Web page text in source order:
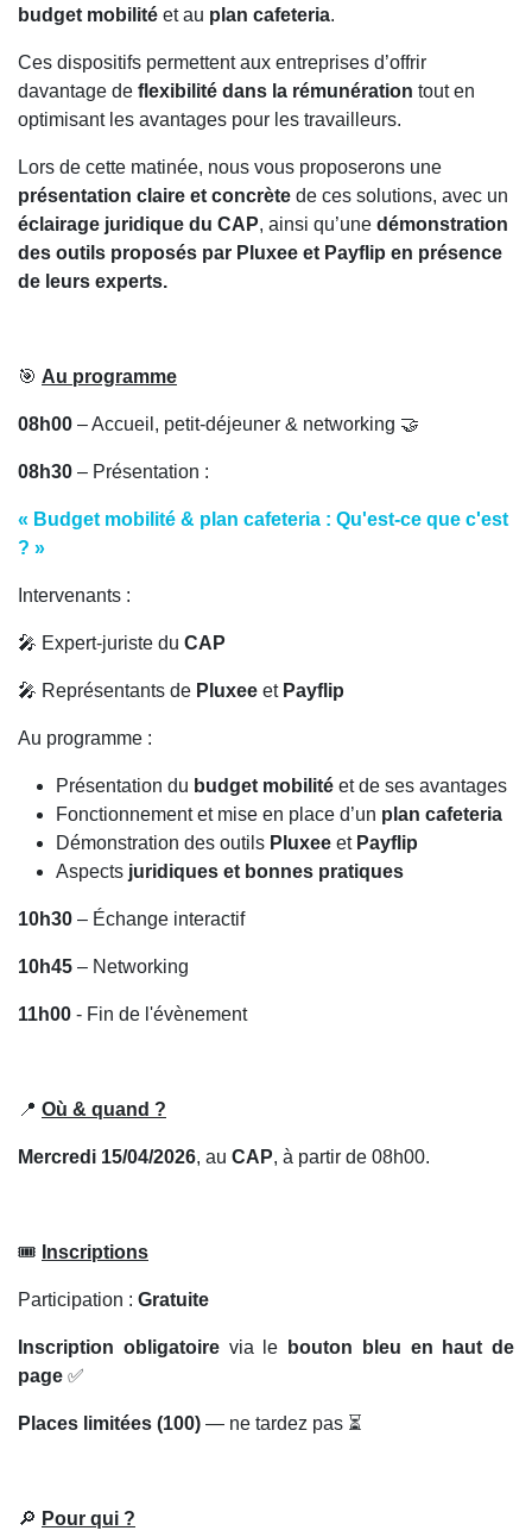
budget mobilité et au plan cafeteria.
Ces dispositifs permettent aux entreprises d’offrir
davantage de flexibilité dans la rémunération tout en
optimisant les avantages pour les travailleurs.
Lors de cette matinée, nous vous proposerons une
présentation claire et concrète de ces solutions, avec un
éclairage juridique du CAP, ainsi qu’une démonstration
des outils proposés par Pluxee et Payflip en présence
de leurs experts.
🎯 Au programme
08h00 – Accueil, petit-déjeuner & networking 🤝
08h30 – Présentation :
« Budget mobilité & plan cafeteria : Qu'est-ce que c'est
? »
Intervenants :
🎤 Expert-juriste du CAP
🎤 Représentants de Pluxee et Payflip
Au programme :
Présentation du budget mobilité et de ses avantages
Fonctionnement et mise en place d’un plan cafeteria
Démonstration des outils Pluxee et Payflip
Aspects juridiques et bonnes pratiques
10h30 – Échange interactif
10h45 – Networking
11h00 - Fin de l'évènement
📍 Où & quand ?
Mercredi 15/04/2026, au CAP, à partir de 08h00.
🎟️ Inscriptions
Participation : Gratuite
Inscription obligatoirevia le
bouton bleu en haut de
page ✅
Places limitées (100) — ne tardez pas ⏳
🔎 Pour qui ?